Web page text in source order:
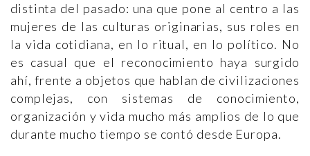
distinta del pasado: una que pone al centro a las
mujeres de las culturas originarias, sus roles en
la vida cotidiana, en lo ritual, en lo político. No
es casual que el reconocimiento haya surgido
ahí, frente a objetos que hablan de civilizaciones
complejas, con sistemas de conocimiento,
organización y vida mucho más amplios de lo que
durante mucho tiempo se contó desde Europa.